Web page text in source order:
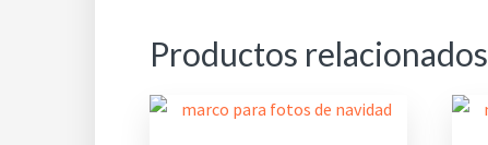
Productos relacionados